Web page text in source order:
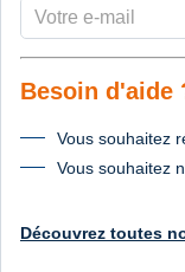
Besoin d'aide
Vous souhaitez
Vous souhaitez
Découvrez toutes